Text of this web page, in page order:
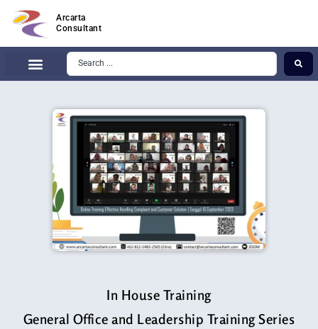
Arcarta
Consultant
In House Training
General Office and Leadership Training Series